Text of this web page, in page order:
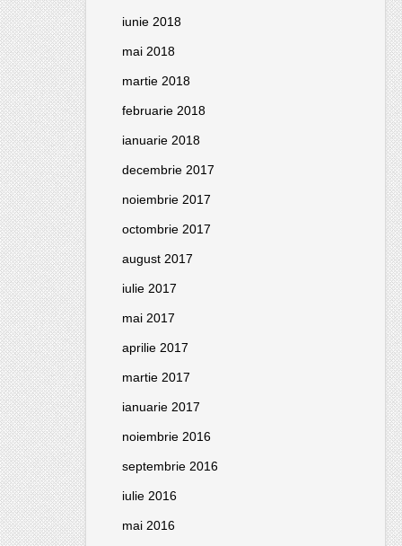
iunie 2018
mai 2018
martie 2018
februarie 2018
ianuarie 2018
decembrie 2017
noiembrie 2017
octombrie 2017
august 2017
iulie 2017
mai 2017
aprilie 2017
martie 2017
ianuarie 2017
noiembrie 2016
septembrie 2016
iulie 2016
mai 2016